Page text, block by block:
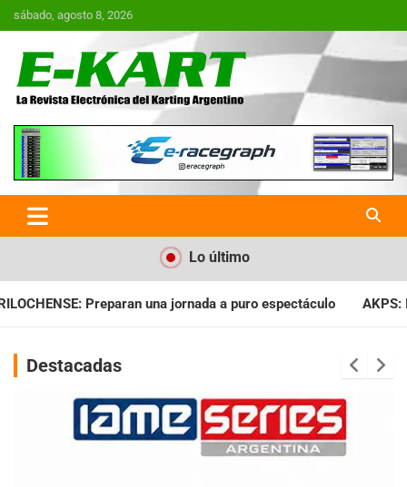
Saltar
al
sábado, agosto 8, 2026
E-Kart.com.ar | La Revista
Electrónica del Karting en
Argentina
Lo último
a puro espectáculo AKPS: Intervino la IGJ y oficializó el
Destacadas